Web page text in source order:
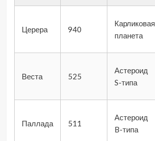
Церера 940
Карликовая
планета
Веста 525
Астероид
S-типа
Паллада 511
Астероид
B-типа